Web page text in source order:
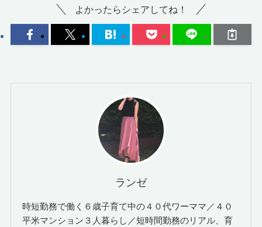
よかったらシェアしてね！
ランゼ
時短勤務で働く６歳子育て中の４０代ワーママ／４０
平米マンション３人暮らし／短時間勤務のリアル、育